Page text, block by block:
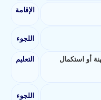
الإقامة
اللجوء
أو استكمال
التعليم
اللجوء